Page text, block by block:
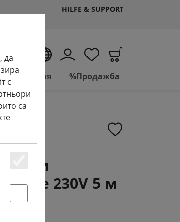
HILFE & SUPPORT
Баня %Продажба
Line 230V 5 м
да
с
са
Essenziell